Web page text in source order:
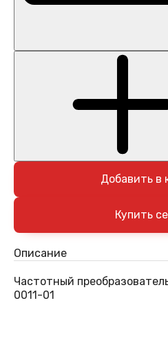
Добавить в
Описание
Частотный
0011-01